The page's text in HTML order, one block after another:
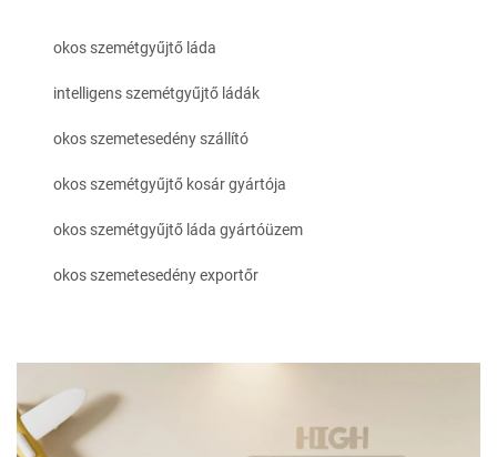
okos szemétgyűjtő láda
intelligens szemétgyűjtő ládák
okos szemetesedény szállító
okos szemétgyűjtő kosár gyártója
okos szemétgyűjtő láda gyártóüzem
okos szemetesedény exportőr